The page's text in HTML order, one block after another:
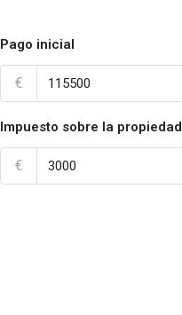
Pago inicial
€
Impuesto sobre la propiedad
€